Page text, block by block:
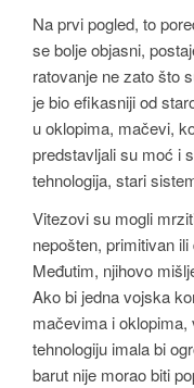
Na prvi pogled, to
se bolje objasni,
ratovanje ne zato što
je bio efikasniji od
u oklopima, mačevi,
predstavljali su moć i
tehnologija, stari
Vitezovi su mogli
nepošten, primitivan
Međutim, njihovo
Ako bi jedna vojska
mačevima i
tehnologiju imala bi
barut nije morao biti